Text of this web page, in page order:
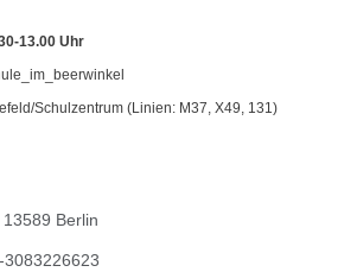
13.00 Uhr
Schulzentrum (Linien: M37, X49, 131)
13589 Berlin
3083226623